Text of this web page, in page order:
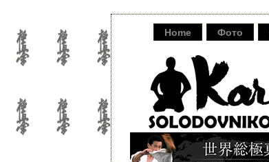
Home Фото